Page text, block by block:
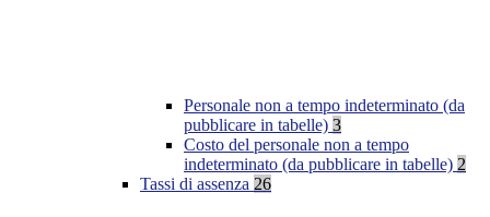
Personale non a tempo indeterminato (da
pubblicare in tabelle) 3
Costo del personale non a tempo
indeterminato (da pubblicare in tabelle) 2
Tassi di assenza 26